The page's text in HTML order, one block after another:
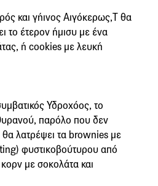
και γήινος Αιγόκερως,Τ θα
το έτερον ήμισυ με ένα
ή cookies με λευκή
Υδροχόος, το
παρόλο που δεν
λατρέψει τα brownies με
φυστικοβούτυρου από
με σοκολάτα και